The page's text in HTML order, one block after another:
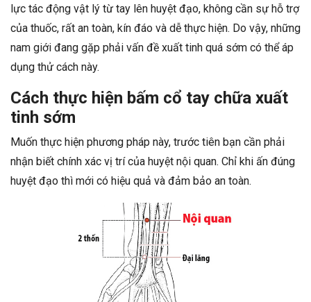
lực tác động vật lý từ tay lên huyệt đạo, không cần sự hỗ trợ
của thuốc, rất an toàn, kín đáo và dễ thực hiện. Do vậy, những
nam giới đang gặp phải vấn đề xuất tinh quá sớm có thể áp
dụng thử cách này.
Cách thực hiện bấm cổ tay chữa xuất
tinh sớm
Muốn thực hiện phương pháp này, trước tiên bạn cần phải
nhận biết chính xác vị trí của huyệt nội quan. Chỉ khi ấn đúng
huyệt đạo thì mới có hiệu quả và đảm bảo an toàn.